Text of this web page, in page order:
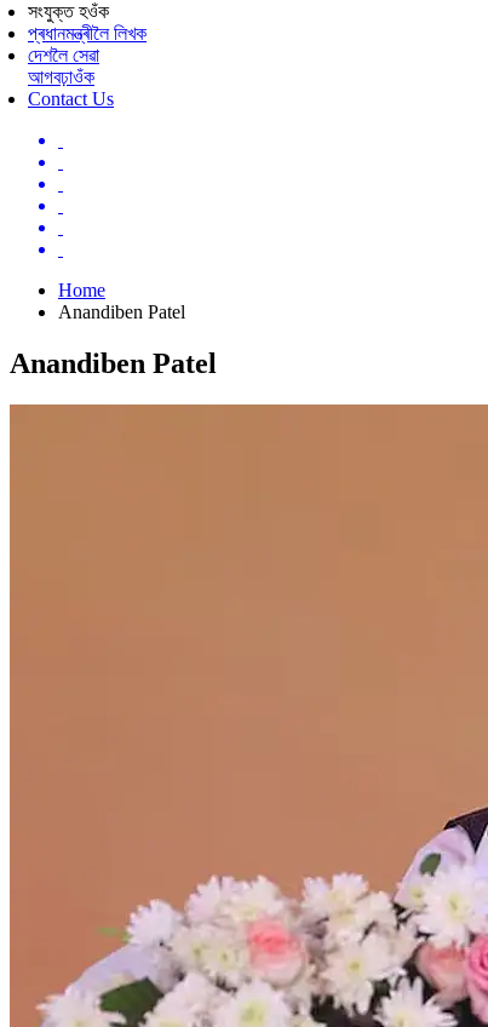
সংযুক্ত হওঁক
প্ৰধানমন্ত্ৰীলৈ লিখক
দেশলৈ সেৱা
আগবঢ়াওঁক
Contact Us
Home
Anandiben Patel
Anandiben Patel